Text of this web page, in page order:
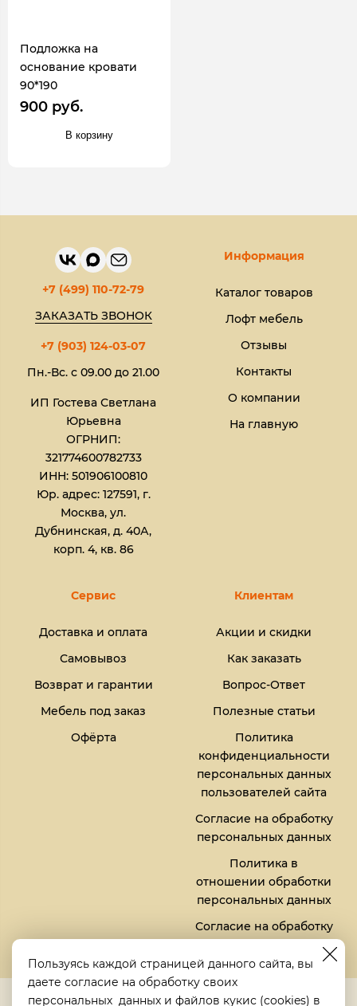
Подложка на
основание кровати
90*190
900 руб.
В корзину
+7 (499) 110-72-79
ЗАКАЗАТЬ ЗВОНОК
+7 (903) 124-03-07
Пн.-Вс. с 09.00 до 21.00
ИП Гостева Светлана
Юрьевна​
ОГРНИП:
321774600782733
ИНН: 501906100810
Юр. адрес: 127591, г.
Москва, ул.
Дубнинская, д. 40А,
корп. 4, кв. 86
Информация
Каталог товаров
Лофт мебель
Отзывы
Контакты
О компании
На главную
Сервис
Доставка и оплата
Самовывоз
Возврат и гарантии
Мебель под заказ
Офёрта
Клиентам
Акции и скидки
Как заказать
Вопрос-Ответ
Полезные статьи
Политика
конфиденциальности
персональных данных
пользователей сайта
Согласие на обработку
персональных данных
Политика в
отношении обработки
персональных данных
Согласие на обработку
файлов кукис (cookies)
5,0
Пользуясь каждой страницей данного сайта, вы
даете согласие на обработку своих
персональных данных и файлов кукис (cookies) в